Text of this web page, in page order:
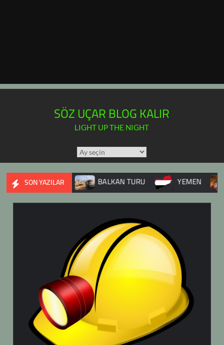
SÖZ UÇAR BLOG KALIR
LIGHT UP THE NIGHT
TÜM
YAZILAR
TAKVİMİ
SON YAZILAR
SAVAŞI BALKAN TURU YEMEN